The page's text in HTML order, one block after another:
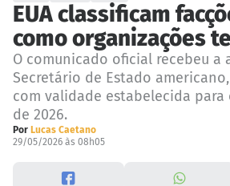
EUA classificam
como organizações
O comunicado oficial recebeu a
Secretário de Estado
com validade estabelecida
de 2026.
Por Lucas Caetano
29/05/2026 às 08h05